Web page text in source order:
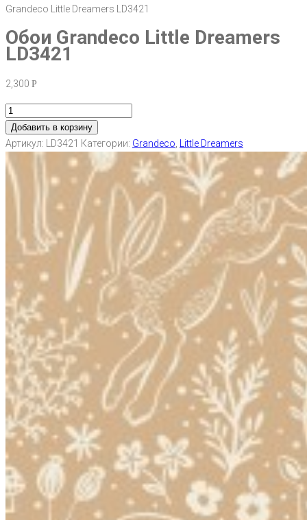
Grandeco Little Dreamers LD3421
Обои Grandeco Little Dreamers
LD3421
2,300 Р
Добавить в корзину
Артикул: LD3421 Категории: Grandeco Little Dreamers